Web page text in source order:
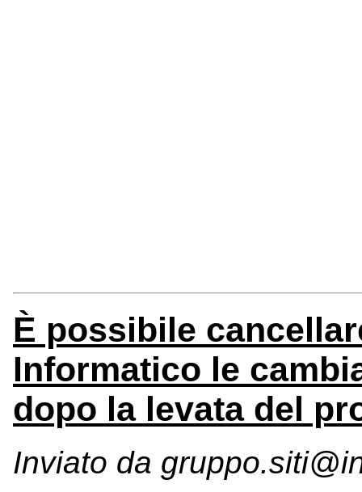
È possibile
Informatico le
dopo la levata del
Inviato da